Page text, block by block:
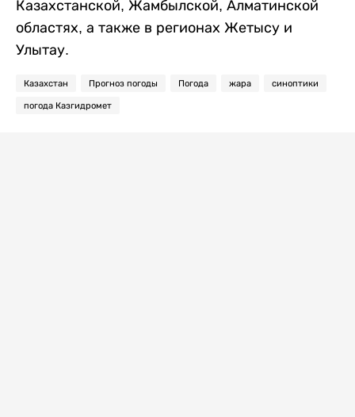
Казахстанской, Жамбылской, Алматинской
областях, а также в регионах Жетысу и
Улытау.
Казахстан Прогноз погоды Погода жара синоптики
погода Казгидромет